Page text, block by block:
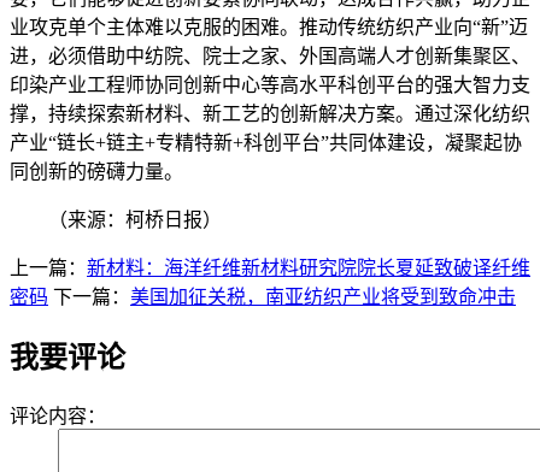
业攻克单个主体难以克服的困难。推动传统纺织产业向“新”迈
进，必须借助中纺院、院士之家、外国高端人才创新集聚区、
印染产业工程师协同创新中心等高水平科创平台的强大智力支
撑，持续探索新材料、新工艺的创新解决方案。通过深化纺织
产业“链长+链主+专精特新+科创平台”共同体建设，凝聚起协
同创新的磅礴力量。
（来源：柯桥日报）
上一篇： 新材料：海洋纤维新材料研究院院长夏延致破译纤维
密码 下一篇： 美国加征关税，南亚纺织产业将受到致命冲击
我要评论
评论内容：